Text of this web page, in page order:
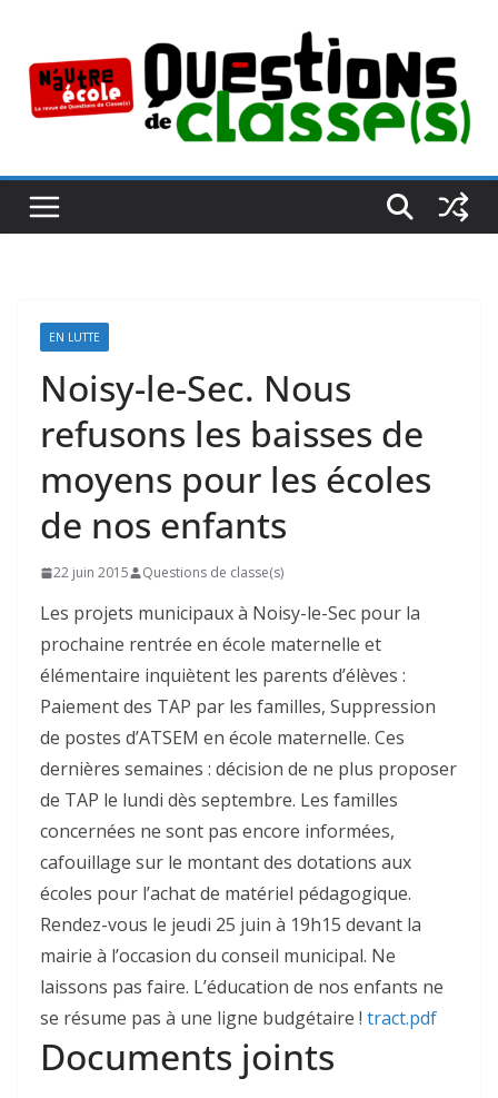
contenu
EN LUTTE
Noisy-le-Sec. Nous
refusons les baisses de
moyens pour les écoles
de nos enfants
22 juin 2015 Questions de classe(s)
Les projets municipaux à Noisy-le-Sec pour la
prochaine rentrée en école maternelle et
élémentaire inquiètent les parents d’élèves :
Paiement des TAP par les familles, Suppression
de postes d’ATSEM en école maternelle. Ces
dernières semaines : décision de ne plus proposer
de TAP le lundi dès septembre. Les familles
concernées ne sont pas encore informées,
cafouillage sur le montant des dotations aux
écoles pour l’achat de matériel pédagogique.
Rendez-vous le jeudi 25 juin à 19h15 devant la
mairie à l’occasion du conseil municipal. Ne
laissons pas faire. L’éducation de nos enfants ne
se résume pas à une ligne budgétaire ! tract.pdf
Documents joints